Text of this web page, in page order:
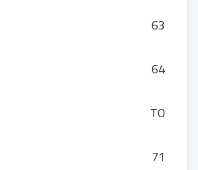
63
64
TO
71